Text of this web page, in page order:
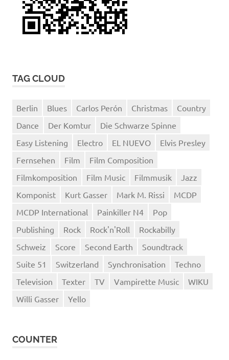
TAG CLOUD
Berlin Blues Carlos Perón Christmas
Country
Dance
Der Komtur
Die Schwarze Spinne
Easy Listening
Electro EL NUEVO
Elvis Presley
Fernsehen
Film
Film Composition
Filmkomposition
Film Music Filmmusik
Jazz
Komponist
Kurt Gasser Mark M. Rissi
MCDP
MCDP International
Painkiller N4
Pop
Publishing
Rock Rock'n'Roll
Rockabilly
Schweiz
Score Second Earth
Soundtrack
Suite 51
Switzerland Synchronisation
Techno
Television
Texter TV Vampirette Music
WIKU
Willi Gasser
Yello
COUNTER